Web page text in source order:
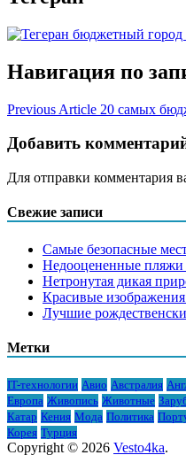
Навигация по
Previous Article 20 самых
Добавить
Для отправки комментария
Свежие записи
Самые безопасные
Недооцененные пляжи
Нетронутая дикая
Красивые
Лучшие
Метки
IT-технологии Авио Австралия
Европа Живопись Животные
Катар Кения Мода Политика
Корея Турция
Copyright © 2026 Vesto4ka.